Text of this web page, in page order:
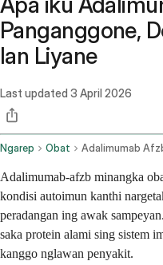
Panganggone,
lan Liyane
Last updated 3 April 2026
Ngarep Obat
Adalimumab-afzb minangka
kondisi autoimun kanthi
peradangan ing awak
saka protein alami sing sistem
kanggo nglawan penyakit.